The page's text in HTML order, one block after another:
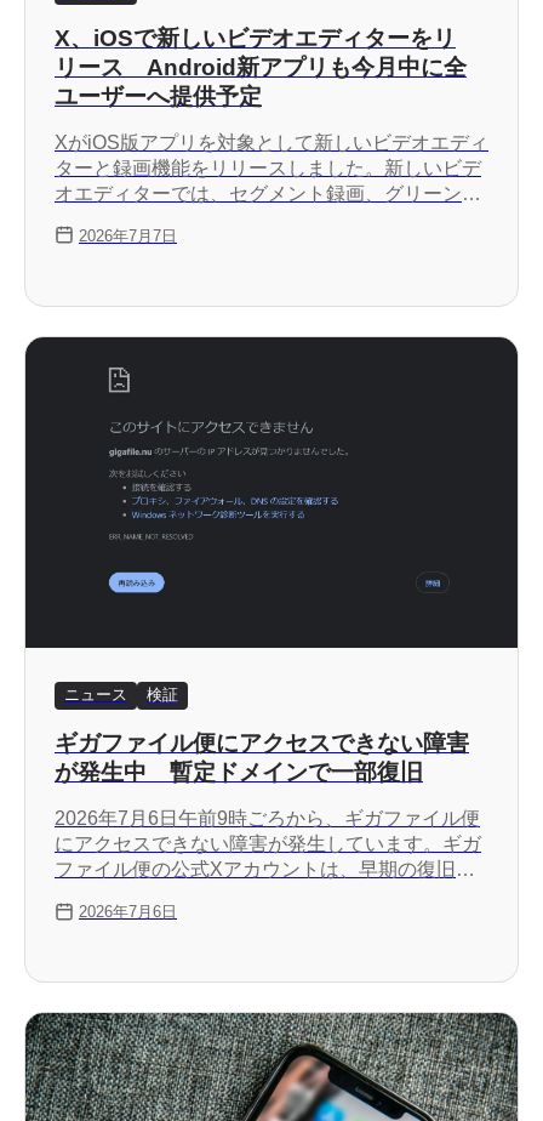
X、iOSで新しいビデオエディターをリ
リース Android新アプリも今月中に全
ユーザーへ提供予定
XがiOS版アプリを対象として新しいビデオエディ
ターと録画機能をリリースしました。新しいビデ
オエディターでは、セグメント録画、グリーン
内から利用できます。
2026年7月7日
ニュース 検証
ギガファイル便にアクセスできない障害
が発生中 暫定ドメインで一部復旧
2026年7月6日午前9時ごろから、ギガファイル便
にアクセスできない障害が発生しています。ギガ
ファイル便の公式Xアカウントは、早期の復旧の
「gigafile.jp」に変更していると発表しています。
2026年7月6日